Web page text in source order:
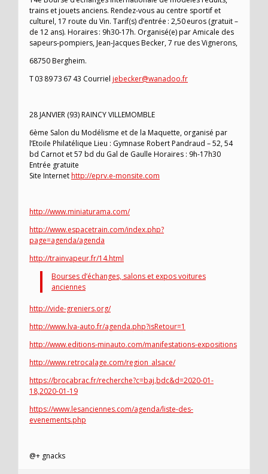
trains et jouets anciens. Rendez-vous au centre sportif et
culturel, 17 route du Vin. Tarif(s) d’entrée : 2,50 euros (gratuit –
de 12 ans). Horaires : 9h30-17h. Organisé(e) par Amicale des
sapeurs-pompiers, Jean-Jacques Becker, 7 rue des Vignerons,
68750 Bergheim.
T 03 89 73 67 43 Courriel jebecker@wanadoo.fr
28 JANVIER (93) RAINCY VILLEMOMBLE
6ème Salon du Modélisme et de la Maquette, organisé par
l’Etoile Philatélique Lieu : Gymnase Robert Pandraud – 52, 54
bd Carnot et 57 bd du Gal de Gaulle Horaires : 9h-17h30
Entrée gratuite
Site Internethttp://eprv.e-monsite.com
http://www.miniaturama.com/
http://www.espacetrain.com/index.php?
page=agenda/agenda
http://trainvapeur.fr/14.html
Bourses d’échanges, salons et expos voitures
anciennes
http://vide-greniers.org/
http://www.lva-auto.fr/agenda.php?isRetour=1
http://www.editions-minauto.com/manifestations-expositions
http://www.retrocalage.com/region_alsace/
https://brocabrac.fr/recherche?c=baj,bdc&d=2020-01-
18,2020-01-19
https://www.lesanciennes.com/agenda/liste-des-
evenements.php
@+ gnacks